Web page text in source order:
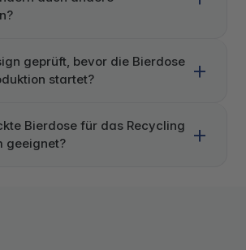
geprüft, bevor die Bierdose
startet?
Bierdose für das Recycling
geeignet?